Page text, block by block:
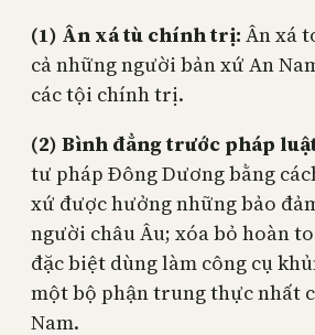
(1) Ân xá tù chính trị: Ân xá
cả những người bản xứ An
các tội chính trị.
(2) Bình đẳng trước pháp
tư pháp Đông Dương bằng
xứ được hưởng những bảo
người châu Âu; xóa bỏ hoàn
đặc biệt dùng làm công cụ
một bộ phận trung thực nhất
Nam.